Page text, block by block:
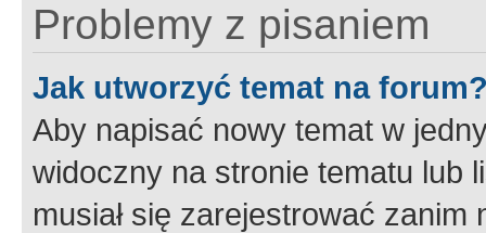
Problemy z pisaniem
Jak utworzyć temat na
Aby napisać nowy temat w
widoczny na stronie tematu lub
musiał się zarejestrować